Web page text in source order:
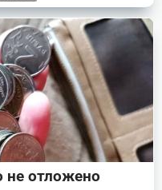
не отложено